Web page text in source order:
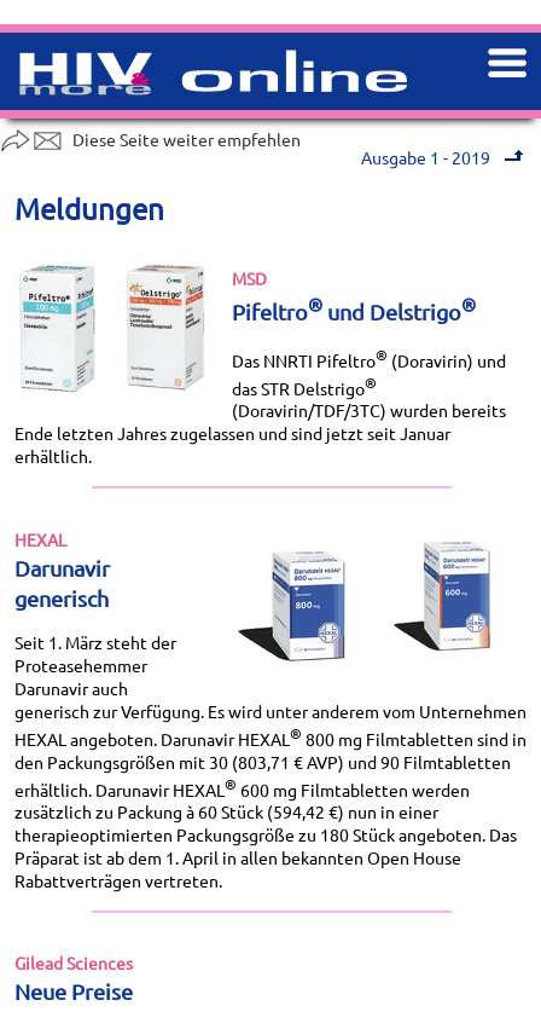
Ausgabe 1 - 2019
Meldungen
MSD
Pifeltro® und Delstrigo®
Das NNRTI Pifeltro® (Doravirin) und
das STR Delstrigo®
(Doravirin/TDF/3TC) wurden bereits
Ende letzten Jahres zugelassen und sind jetzt seit Januar
erhältlich.
HEXAL
Darunavir
generisch
Seit 1. März steht der
Proteasehemmer
Darunavir auch
generisch zur Verfügung. Es wird unter anderem vom Unternehmen
HEXAL angeboten. Darunavir HEXAL ® 800 mg Filmtabletten sind in
den Packungsgrößen mit 30 (803,71 € AVP) und 90 Filmtabletten
erhältlich. Darunavir HEXAL ® 600 mg Filmtabletten werden
zusätzlich zu Packung à 60 Stück (594,42 €) nun in einer
therapieoptimierten Packungsgröße zu 180 Stück angeboten. Das
Präparat ist ab dem 1. April in allen bekannten Open House
Rabattverträgen vertreten.
Gilead Sciences
Neue Preise
Diese Seite weiter empfehlen